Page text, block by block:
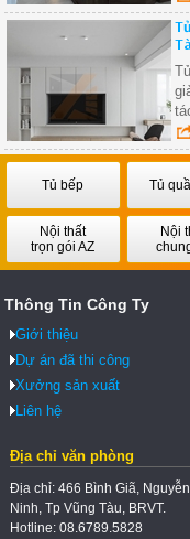
Tủ bếp Tủ
Nội thất
trọn gói AZ
Nội
Thông Tin Công Ty
Giới thiệu
Dự án đã thi công
Xưởng sản xuất
Liên hệ
Địa chỉ văn phòng
Địa chỉ: 466 Bình Giã, Nguyễn
Ninh, Tp Vũng Tàu, BRVT.
Hotline: 08.6789.5828